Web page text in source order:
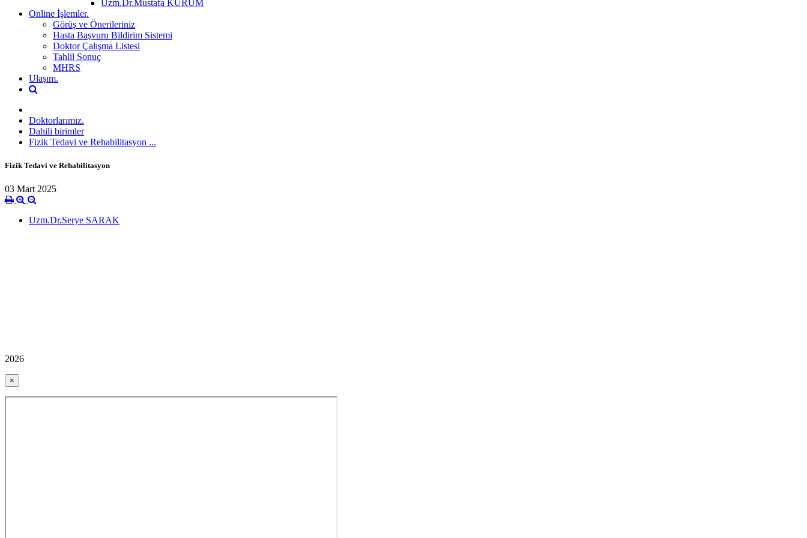
Uzm.Dr.Mustafa KURUM
Online İşlemler.
Görüş ve Önerileriniz
Hasta Başvuru Bildirim Sistemi
Doktor Çalışma Listesi
Tahlil Sonuç
MHRS
Ulaşım.
Doktorlarımız.
Dahili birimler
Fizik Tedavi ve Rehabilitasyon ...
Fizik Tedavi ve Rehabilitasyon
03 Mart 2025
Uzm.Dr.Serye SARAK
2026
×